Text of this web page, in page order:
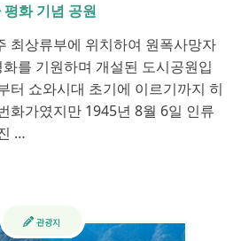
화 기념 공원
최상류부에 위치하여 원폭사망자
를 기원하며 개설된 도시공원입
터 쇼와시대 초기에 이르기까지 히
화가였지만 1945년 8월 6일 인류
…
관광지